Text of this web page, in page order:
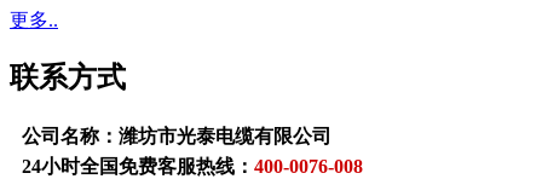
更多..
联系方式
公司名称：潍坊市光泰电缆有限公司
24小时全国免费客服热线： 400-0076-008